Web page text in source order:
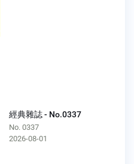
經典雜誌 - No.0337
No. 0337
2026-08-01